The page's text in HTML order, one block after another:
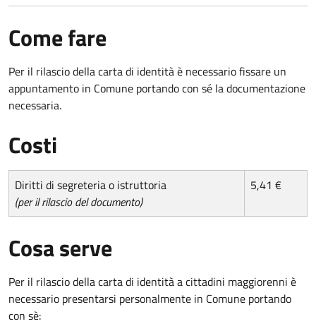
Come fare
Per il rilascio della carta di identità è necessario fissare un
appuntamento in Comune portando con sé la documentazione
necessaria.
Costi
Diritti di segreteria o istruttoria
(per il rilascio del documento)
5,41 €
Cosa serve
Per il rilascio della carta di identità a cittadini maggiorenni è
necessario presentarsi personalmente in Comune portando
con sè: